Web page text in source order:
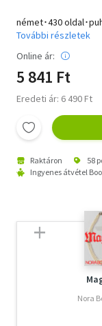
német･430 oldal･
További részletek
Online ár:
5 841 Ft
Eredeti ár: 6 490 Ft
Raktáron 58
Ingyenes átvétel
Nora